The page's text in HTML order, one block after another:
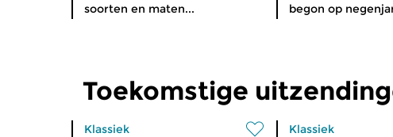
soorten en maten...
begon op
Toekomstige
Klassiek Klassiek